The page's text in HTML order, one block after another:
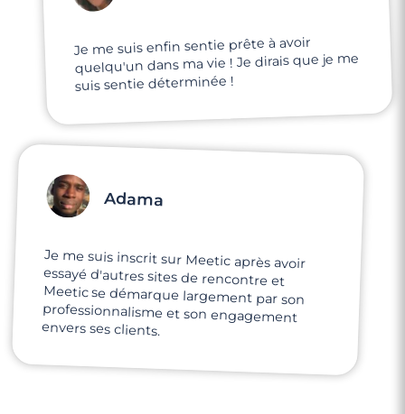
Je me suis enfin sentie prête à avoir
quelqu'un dans ma vie ! Je dirais que je me
suis sentie déterminée !
Adama
Je me suis inscrit sur Meetic après avoir
essayé d'autres sites de rencontre et
Meetic se démarque largement par son
professionnalisme et son engagement
envers ses clients.